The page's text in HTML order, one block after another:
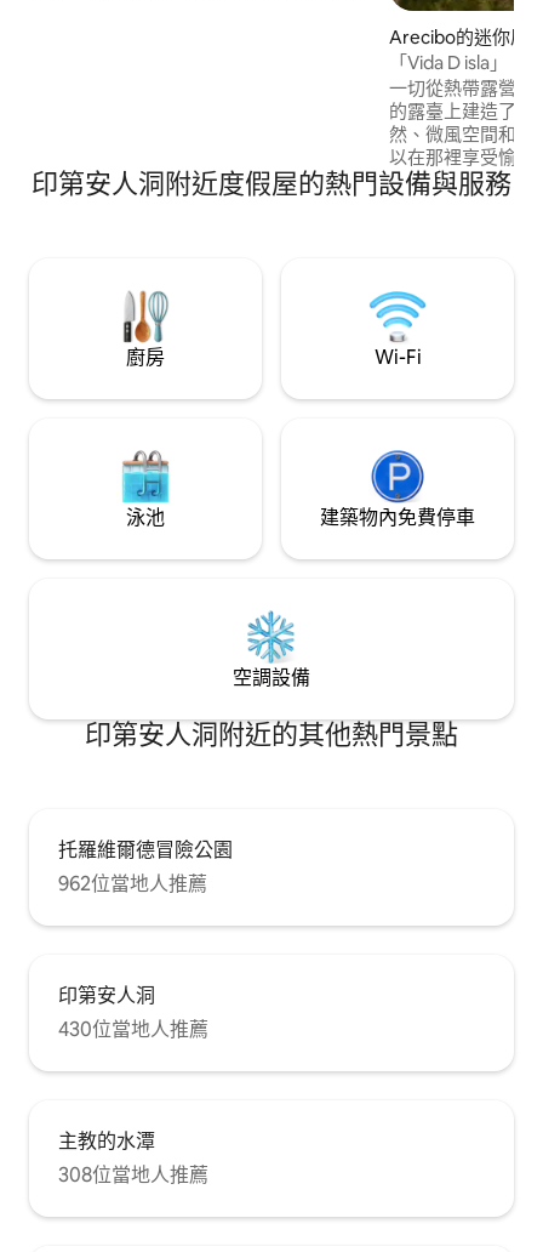
Arecibo的迷你屋
「Vida D isla」
一切從熱帶露營開
的露臺上建造了第
然、微風空間和良
以在那裡享受愉快
我們以極大的熱情設計
趣是繼續透過這個
印第安人洞附近度假屋的熱門設備與服務
廚房 Wi-Fi
泳池 建築物內免費停車
空調設備
印第安人洞附近的其他熱門景點
托羅維爾德冒險公園
962位當地人推薦
印第安人洞
430位當地人推薦
主教的水潭
308位當地人推薦